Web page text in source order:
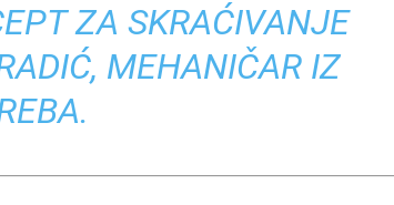
ZA SKRAĆIVANJE
MEHANIČAR IZ